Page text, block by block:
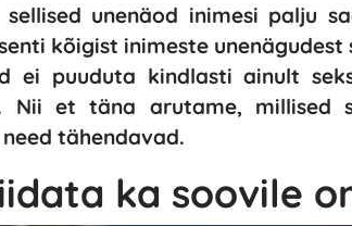
unenäod inimesi palju
kõigist inimeste
ei puuduta kindlasti ainult
Nii et täna arutame, millised
tähendavad.
ka soovile